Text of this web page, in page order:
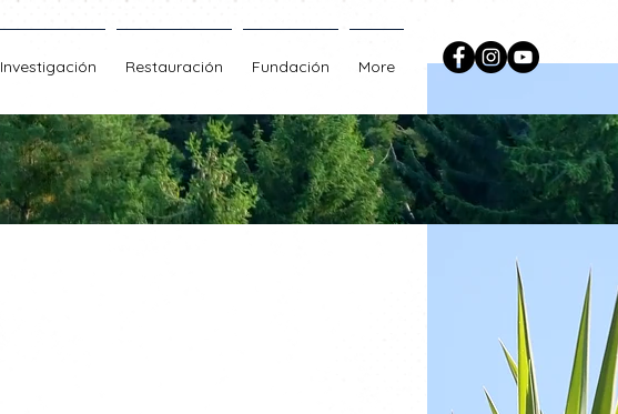
Investigación Restauración Fundación More